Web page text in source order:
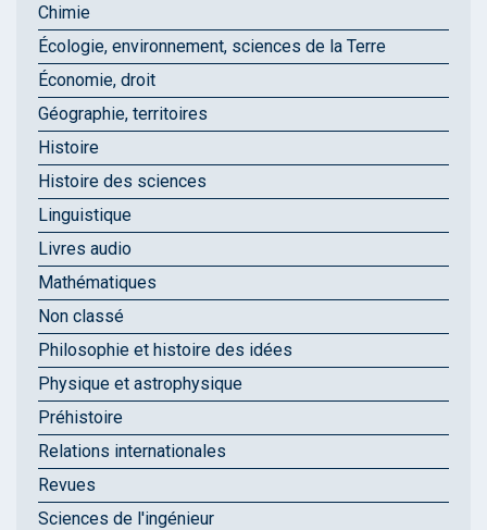
Chimie
Écologie, environnement, sciences de la Terre
Économie, droit
Géographie, territoires
Histoire
Histoire des sciences
Linguistique
Livres audio
Mathématiques
Non classé
Philosophie et histoire des idées
Physique et astrophysique
Préhistoire
Relations internationales
Revues
Sciences de l'ingénieur